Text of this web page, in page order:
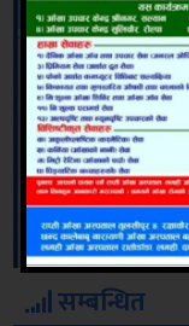
सम्बन्धित